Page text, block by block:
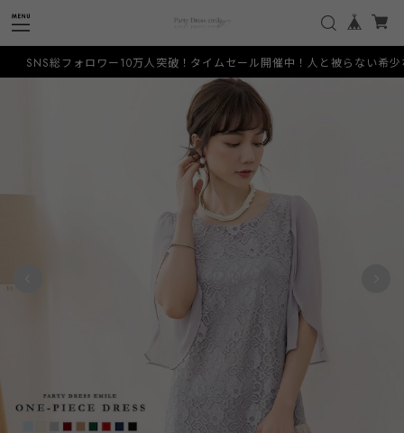
ー10万人突破！タイムセール開催中！人と被らない希少なデザインをお